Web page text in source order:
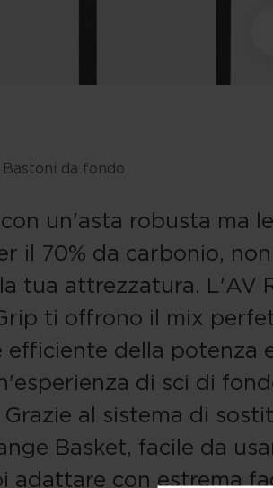
Bastoni da fondo
un'asta robusta ma
il 70% da carbonio,
tua attrezzatura. L'AV
ti offrono il mix
efficiente della potenza
di sci di
al sistema di
Basket, facile da
adattare con estrema